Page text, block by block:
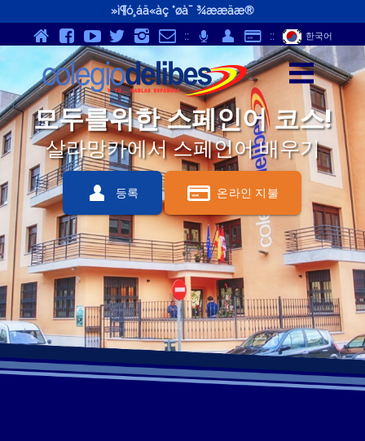
»ì¶ó¸áä«àç °øà¯ ¾ææäæ®
v Y K } - p :: ; Q S :: 한국어
z
모두를위한 스페인어 코스!
살라망카에서 스페인어 배우기
Q 등록 S 온라인 지불